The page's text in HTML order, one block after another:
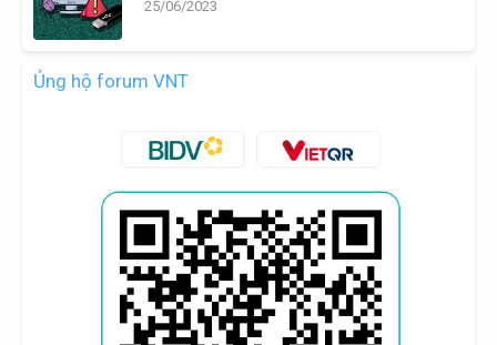
25/06/2023
Ủng hộ forum VNT